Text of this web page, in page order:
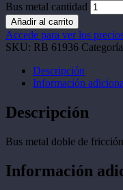
Bus metal cantidad
Añadir al carrito
Accede para ver los
SKU: RB 61936
Descripción
Información
Descripción
Bus metal doble de
Información